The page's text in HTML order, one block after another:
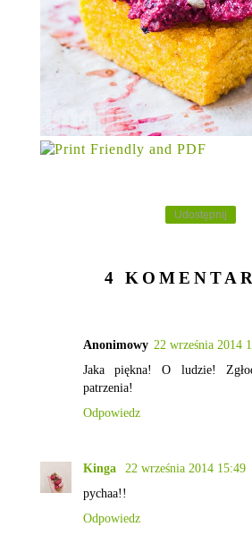
Udostępnij
4
Anonimowy 22 września 2014
Jaka piękna! O ludzie!
patrzenia!
Odpowiedz
Kinga
22 września 2014 15:49
pychaa!!
Odpowiedz